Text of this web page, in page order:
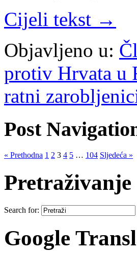
Cijeli tekst →
Objavljeno u:
protiv Hrvata u
ratni
Post
« Prethodna 1 2 3 4 5 … 104 Sljedeća »
Pretraživanje
Search for:
Google